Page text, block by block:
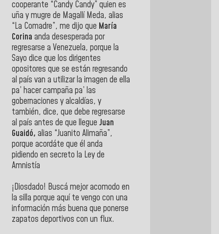
cooperante “Candy Candy” quien es
uña y mugre de Magallí Meda, alias
“La Comadre”, me dijo que María
Corina anda desesperada por
regresarse a Venezuela, porque la
Sayo dice que los dirigentes
opositores que se están regresando
al país van a utilizar la imagen de ella
pa’ hacer campaña pa’ las
gobernaciones y alcaldías, y
también, dice, que debe regresarse
al país antes de que llegue Juan
Guaidó, alias “Juanito Alimaña”,
porque acordáte que él anda
pidiendo en secreto la Ley de
Amnistía
¡Diosdado! Buscá mejor acomodo en
la silla porque aquí te vengo con una
información más buena que ponerse
zapatos deportivos con un flux.